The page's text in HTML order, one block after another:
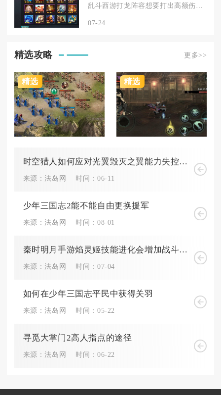
07-24
精选攻略 更多>>
精选 精选
时空猎人如何应对光翼毁灭之翼能力失控的情况
来源：法岛网 时间：06-11
少年三国志2能不能自由更换援军
来源：法岛网 时间：08-01
秦时明月手游焰灵姬技能进化会增加战斗力吗
来源：法岛网 时间：07-04
如何在少年三国志平民中获得关羽
来源：法岛网 时间：05-22
寻觅大掌门2高人指点的途径
来源：法岛网 时间：06-22